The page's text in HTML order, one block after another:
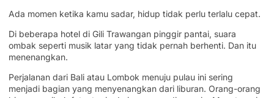
Ada momen ketika kamu sadar, hidup tidak perlu terlalu cepat.
Di beberapa hotel di Gili Trawangan pinggir pantai, suara
ombak seperti musik latar yang tidak pernah berhenti. Dan itu
menenangkan.
Perjalanan dari Bali atau Lombok menuju pulau ini sering
menjadi bagian yang menyenangkan dari liburan. Orang-orang